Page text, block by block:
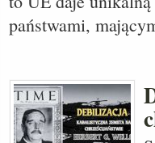
państwami,